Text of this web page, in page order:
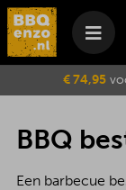
Je
€ 74,95
BBQ
Een barbecue